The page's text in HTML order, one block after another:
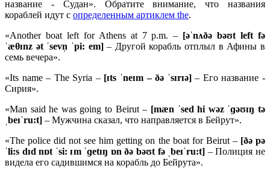
название - Судан». Обратите внимание, что названия
кораблей идут с определенным артиклем the.
«Another boat left for Athens at 7 p.m. – [əˈnʌðəbəʊtleftfə
ˈæθɪnz ət ˈsevn̩ ˈpi: em]– Другой корабль отплыл в Афины в
семь вечера».
«Its name – The Syria – [ɪts ˈneɪm – ðə ˈsɪrɪə]– Его название -
Сирия».
«Man said he was going to Beirut – [mæn ˈsedhi wəz ˈɡəʊɪŋtə
beɪˈru:t] – Мужчина сказал, что направляется в Бейрут».
«The police did not see him getting on the boat for Beirut – [ðəpə
ˈli:s dɪdnɒt ˈsi: ɪm ˈɡetɪŋ ɒn ðə bəʊt fə ˌbeɪˈru:t] – Полиция не
видела его садившимся на корабль до Бейрута».